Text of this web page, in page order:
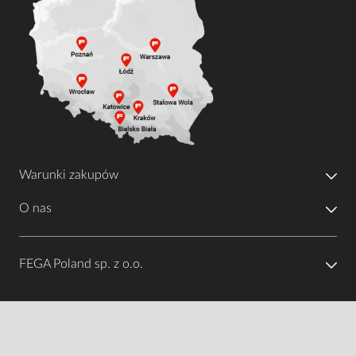
Warunki zakupów
O nas
FEGA Poland sp. z o.o.